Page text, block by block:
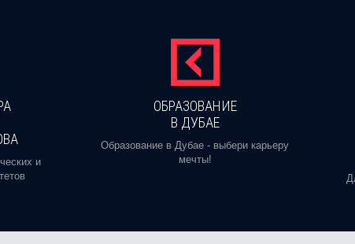
и
ОБРАЗОВАНИЕ
В ДУБАЕ
Образование в Дубае - выбери карьеру
мечты!